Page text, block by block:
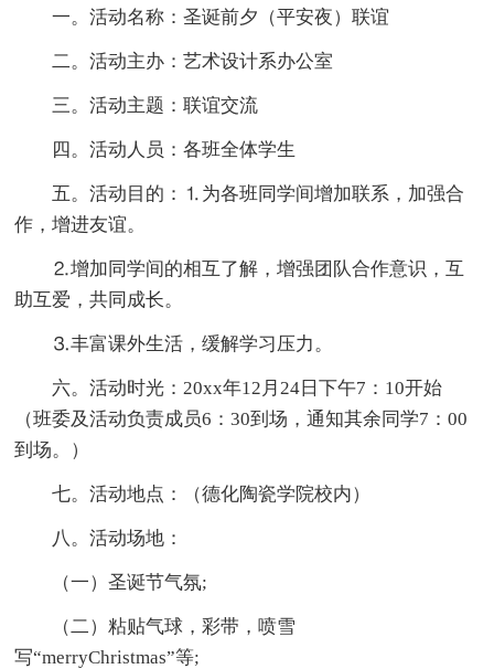
一。活动名称：圣诞前夕（平安夜）联谊
二。活动主办：艺术设计系办公室
三。活动主题：联谊交流
四。活动人员：各班全体学生
五。活动目的：⒈为各班同学间增加联系，加强合
作，增进友谊。
⒉增加同学间的相互了解，增强团队合作意识，互
助互爱，共同成长。
⒊丰富课外生活，缓解学习压力。
六。活动时光：20xx年12月24日下午7：10开始
（班委及活动负责成员6：30到场，通知其余同学7：00
到场。）
七。活动地点：（德化陶瓷学院校内）
八。活动场地：
（一）圣诞节气氛;
（二）粘贴气球，彩带，喷雪
写“merryChristmas”等;